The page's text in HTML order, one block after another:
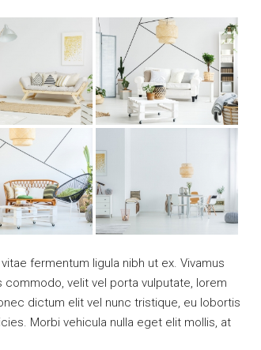
fermentum ligula nibh ut ex. Vivamus
velit vel porta vulputate, lorem
dictum elit vel nunc tristique, eu lobortis
Morbi vehicula nulla eget elit mollis, at